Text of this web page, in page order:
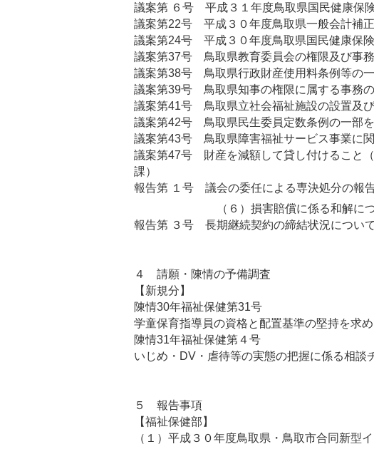
議案第 ６号 平成３１年度鳥取県国民健康
議案第22号 平成３０年度鳥取県一般会計補正
議案第24号 平成３０年度鳥取県国民健康保
議案第37号 鳥取県教育委員会の権限及び
議案第38号 鳥取県行政財産使用料条例等の
議案第39号 鳥取県知事の権限に属する
議案第41号 鳥取県立社会福祉施設の
議案第42号 鳥取県民生委員定数条例の
議案第43号 鳥取県障害福祉サービス
議案第47号 財産を減額して貸し付けること
課）
報告第 １号 議会の委任による専決処分の報
（６）損害賠償に係る和解について（
報告第 ３号 長期継続契約の締結状況に
４ 請願・陳情の予備調査
【新規分】
陳情30年福祉保健第31号
学童保育指導員の資格と配置基準の堅持を求
陳情31年福祉保健第４号
いじめ・DV・虐待等の実態の把握に係る相談
５ 報告事項
【福祉保健部】
（１）平成３０年度鳥取県・鳥取市合同新